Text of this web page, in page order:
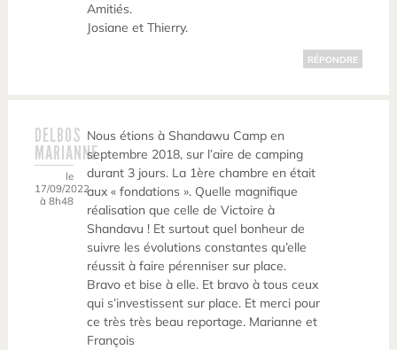
Amitiés.
Josiane et Thierry.
RÉPONDRE
DELBOS
MARIANNE
le
17/09/2022
à 8h48
Nous étions à Shandawu Camp en
septembre 2018, sur l’aire de camping
durant 3 jours. La 1ère chambre en était
aux « fondations ». Quelle magnifique
réalisation que celle de Victoire à
Shandavu ! Et surtout quel bonheur de
suivre les évolutions constantes qu’elle
réussit à faire pérenniser sur place.
Bravo et bise à elle. Et bravo à tous ceux
qui s’investissent sur place. Et merci pour
ce très très beau reportage. Marianne et
François